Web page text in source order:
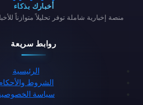
أخبارك بذكاء
منصة إخبارية شاملة توفر تحليلاً متوازناً
روابط سريعة
الرئيسية
الشروط
سياسة